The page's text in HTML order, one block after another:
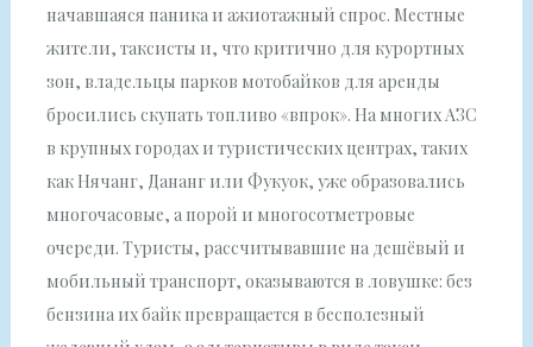
начавшаяся паника и ажиотажный спрос. Местные
жители, таксисты и, что критично для курортных
зон, владельцы парков мотобайков для аренды
бросились скупать топливо «впрок». На многих АЗС
в крупных городах и туристических центрах, таких
как Нячанг, Дананг или Фукуок, уже образовались
многочасовые, а порой и многосотметровые
очереди. Туристы, рассчитывавшие на дешёвый и
мобильный транспорт, оказываются в ловушке: без
бензина их байк превращается в бесполезный